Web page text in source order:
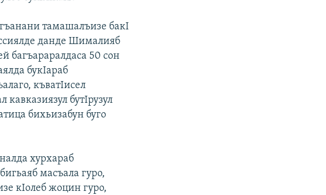
тамашалъизе бакI
данде Шималияб
багъараралдаса 50 сон
букIараб
къватIисел
кавказиязул бутIрузул
бихьизабун буго
хурхараб
масъала гуро,
кIолеб жоцин гуро,